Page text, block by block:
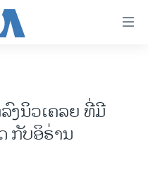
ງນິວເຄລຍ ທີ່ມີ
ກັບອິຣ່ານ